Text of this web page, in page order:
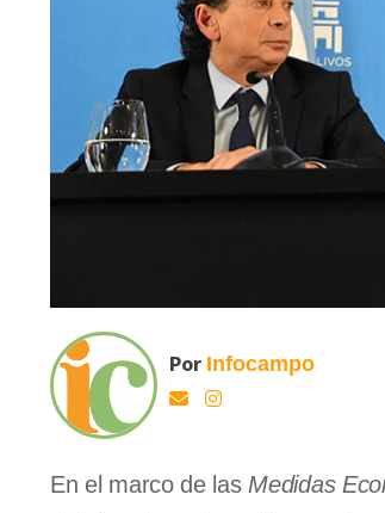
Por Infocampo
En el marco de lasMedidas